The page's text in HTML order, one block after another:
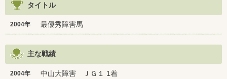
タイトル
2004年 最優秀障害馬
主な戦績
2004年 中山大障害 ＪＧ１ 1着